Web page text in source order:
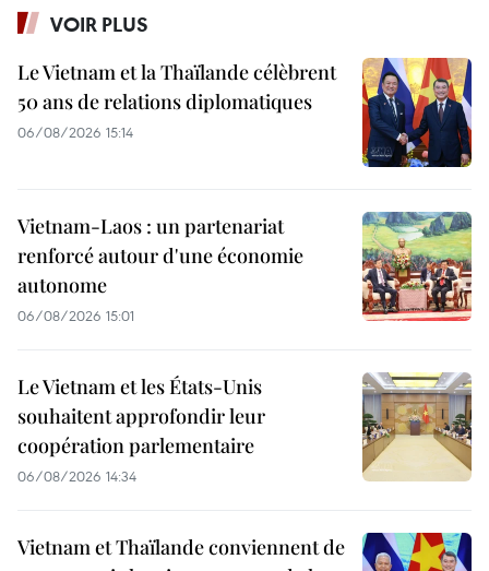
VOIR PLUS
Le Vietnam et la Thaïlande célèbrent
50 ans de relations diplomatiques
06/08/2026 15:14
Vietnam-Laos : un partenariat
renforcé autour d'une économie
autonome
06/08/2026 15:01
Le Vietnam et les États-Unis
souhaitent approfondir leur
coopération parlementaire
06/08/2026 14:34
Vietnam et Thaïlande conviennent de